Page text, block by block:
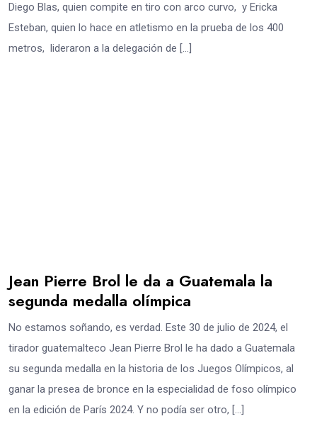
Diego Blas, quien compite en tiro con arco curvo, y Ericka
Esteban, quien lo hace en atletismo en la prueba de los 400
metros, lideraron a la delegación de […]
Jean Pierre Brol le da a Guatemala la
segunda medalla olímpica
No estamos soñando, es verdad. Este 30 de julio de 2024, el
tirador guatemalteco Jean Pierre Brol le ha dado a Guatemala
su segunda medalla en la historia de los Juegos Olímpicos, al
ganar la presea de bronce en la especialidad de foso olímpico
en la edición de París 2024. Y no podía ser otro, […]